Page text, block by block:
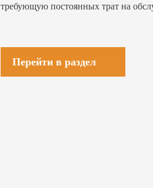
требующую постоянных трат на
Перейти в раздел